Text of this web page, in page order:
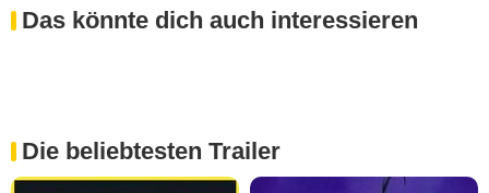
Das könnte dich auch interessieren
Die beliebtesten Trailer